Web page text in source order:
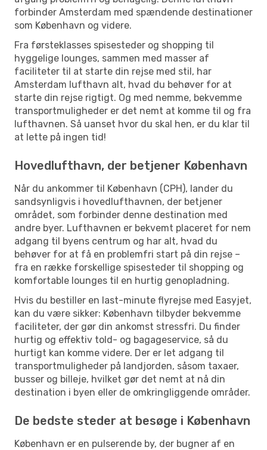
forbinder Amsterdam med spændende destinationer
som København og videre.
Fra førsteklasses spisesteder og shopping til
hyggelige lounges, sammen med masser af
faciliteter til at starte din rejse med stil, har
Amsterdam lufthavn alt, hvad du behøver for at
starte din rejse rigtigt. Og med nemme, bekvemme
transportmuligheder er det nemt at komme til og fra
lufthavnen. Så uanset hvor du skal hen, er du klar til
at lette på ingen tid!
Hovedlufthavn, der betjener København
Når du ankommer til København (CPH), lander du
sandsynligvis i hovedlufthavnen, der betjener
området, som forbinder denne destination med
andre byer. Lufthavnen er bekvemt placeret for nem
adgang til byens centrum og har alt, hvad du
behøver for at få en problemfri start på din rejse –
fra en række forskellige spisesteder til shopping og
komfortable lounges til en hurtig genopladning.
Hvis du bestiller en last-minute flyrejse med Easyjet,
kan du være sikker: København tilbyder bekvemme
faciliteter, der gør din ankomst stressfri. Du finder
hurtig og effektiv told- og bagageservice, så du
hurtigt kan komme videre. Der er let adgang til
transportmuligheder på landjorden, såsom taxaer,
busser og billeje, hvilket gør det nemt at nå din
destination i byen eller de omkringliggende områder.
De bedste steder at besøge i København
København er en pulserende by, der bugner af en